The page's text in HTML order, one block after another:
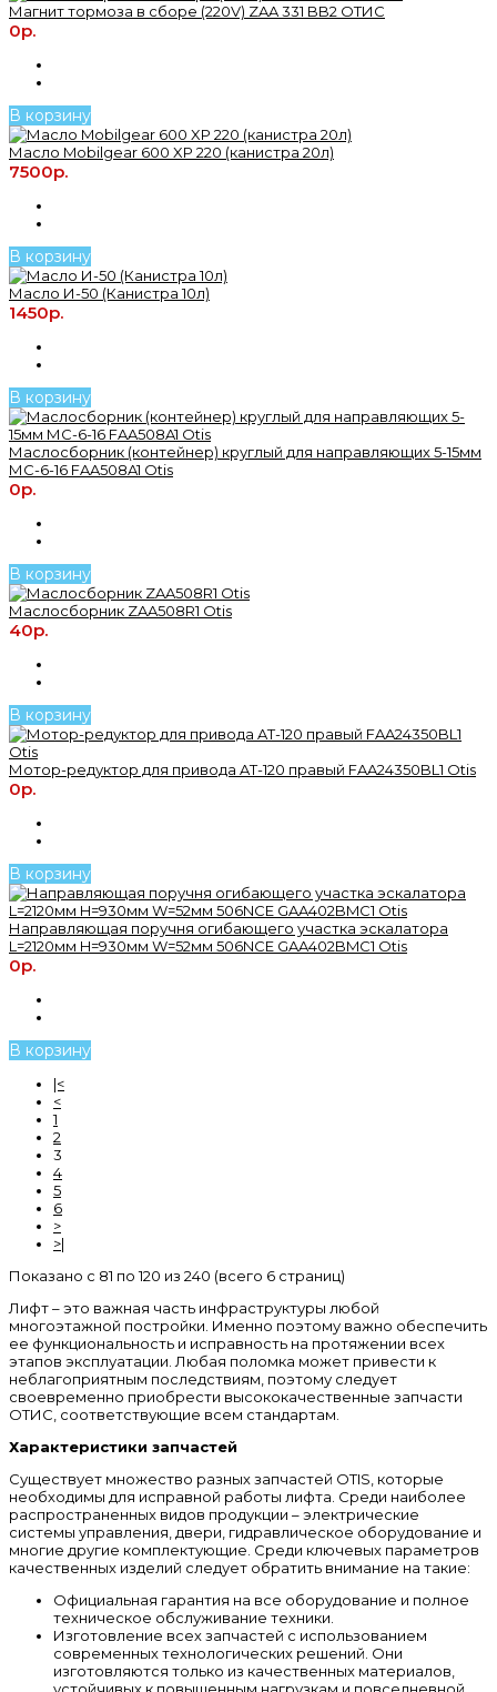
Магнит тормоза в сборе (220V) ZAA 331 BB2 ОТИС
0р.
В корзину
Масло Mobilgear 600 XP 220 (канистра 20л)
7500р.
В корзину
Масло И-50 (Канистра 10л)
1450р.
В корзину
Маслосборник (контейнер) круглый для направляющих 5-15мм
МС-6-16 FAA508A1 Otis
0р.
В корзину
Маслосборник ZAA508R1 Otis
40р.
В корзину
Мотор-редуктор для привода AT-120 правый FAA24350BL1 Otis
0р.
В корзину
Направляющая поручня огибающего участка эскалатора
L=2120мм H=930мм W=52мм 506NCE GAA402BMC1 Otis
0р.
В корзину
|<
<
1
2
3
4
5
6
>
>|
Показано с 81 по 120 из 240 (всего 6 страниц)
Лифт – это важная часть инфраструктуры любой
многоэтажной постройки. Именно поэтому важно обеспечить
ее функциональность и исправность на протяжении всех
этапов эксплуатации. Любая поломка может привести к
неблагоприятным последствиям, поэтому следует
своевременно приобрести высококачественные запчасти
ОТИС, соответствующие всем стандартам.
Характеристики запчастей
Существует множество разных запчастей OTIS, которые
необходимы для исправной работы лифта. Среди наиболее
распространенных видов продукции – электрические
системы управления, двери, гидравлическое оборудование и
многие другие комплектующие. Среди ключевых параметров
качественных изделий следует обратить внимание на такие:
Официальная гарантия на все оборудование и полное
техническое обслуживание техники.
Изготовление всех запчастей с использованием
современных технологических решений. Они
изготовляются только из качественных материалов,
устойчивых к повышенным нагрузкам и повседневной